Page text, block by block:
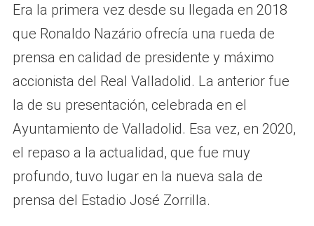
Era la primera vez desde su llegada en 2018
que Ronaldo Nazário ofrecía una rueda de
prensa en calidad de presidente y máximo
accionista del Real Valladolid. La anterior fue
la de su presentación, celebrada en el
Ayuntamiento de Valladolid. Esa vez, en 2020,
el repaso a la actualidad, que fue muy
profundo, tuvo lugar en la nueva sala de
prensa del Estadio José Zorrilla.